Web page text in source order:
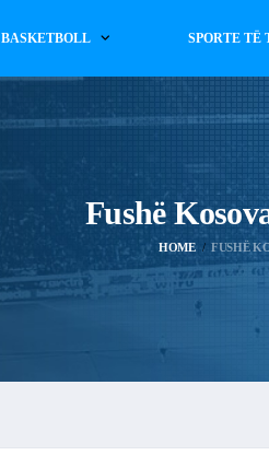
BASKETBOLL SPORTE TË
Fushë
HOME FUSHË